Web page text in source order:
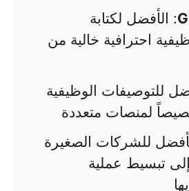
: الأفضل لكتابة
احترافية خالية من
للتوصيفات الوظيفية
لمنصات متعددة
للشركات الصغيرة
تبسيط عملية